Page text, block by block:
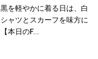
黒を軽やかに着る日は、白
シャツとスカーフを味方に
【本日のF...